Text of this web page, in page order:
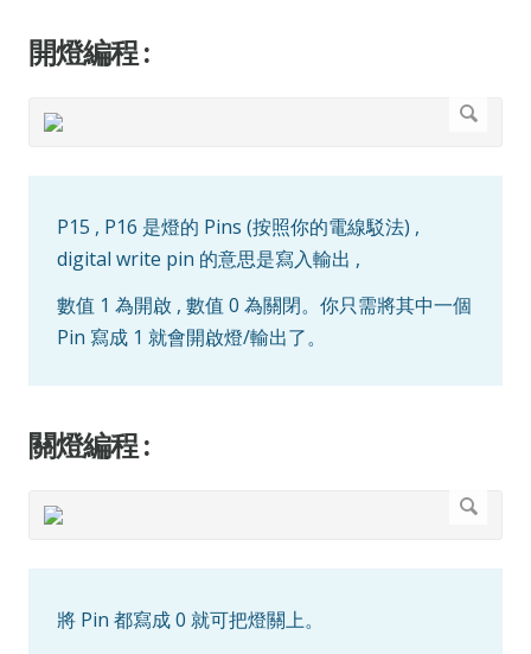
開燈編程 :
P15 , P16 是燈的 Pins (按照你的電線駁法) ,
digital write pin 的意思是寫入輸出 ,
數值 1 為開啟 , 數值 0 為關閉。你只需將其中一個
Pin 寫成 1 就會開啟燈/輸出了。
關燈編程 :
將 Pin 都寫成 0 就可把燈關上。